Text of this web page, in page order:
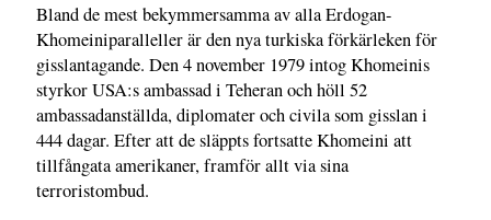
Bland de mest bekymmersamma av alla Erdogan-
Khomeiniparalleller är den nya turkiska förkärleken för
gisslantagande. Den 4 november 1979 intog Khomeinis
styrkor USA:s ambassad i Teheran och höll 52
ambassadanställda, diplomater och civila som gisslan i
444 dagar. Efter att de släppts fortsatte Khomeini att
tillfångata amerikaner, framför allt via sina
terroristombud.